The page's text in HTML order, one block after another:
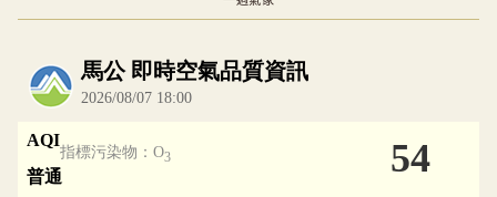
內嵌空氣品質小工具為視覺預覽，完整即時空